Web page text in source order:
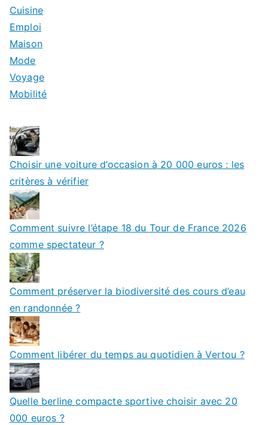
Cuisine
Emploi
Maison
Mode
Voyage
Mobilité
Choisir une voiture d’occasion à 20 000 euros : les
critères à vérifier
Comment suivre l’étape 18 du Tour de France 2026
comme spectateur ?
Comment préserver la biodiversité des cours d’eau
en randonnée ?
Comment libérer du temps au quotidien à Vertou ?
Quelle berline compacte sportive choisir avec 20
000 euros ?